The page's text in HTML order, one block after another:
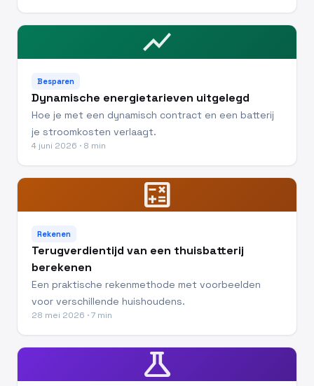
show_chart
Besparen
Dynamische energietarieven uitgelegd
Hoe je met een dynamisch contract en een batterij
je stroomkosten verlaagt.
4 juni 2026 · 8 min
calculate
Rekenen
Terugverdientijd van een thuisbatterij
berekenen
Een praktische rekenmethode met voorbeelden
voor verschillende huishoudens.
28 mei 2026 · 7 min
science